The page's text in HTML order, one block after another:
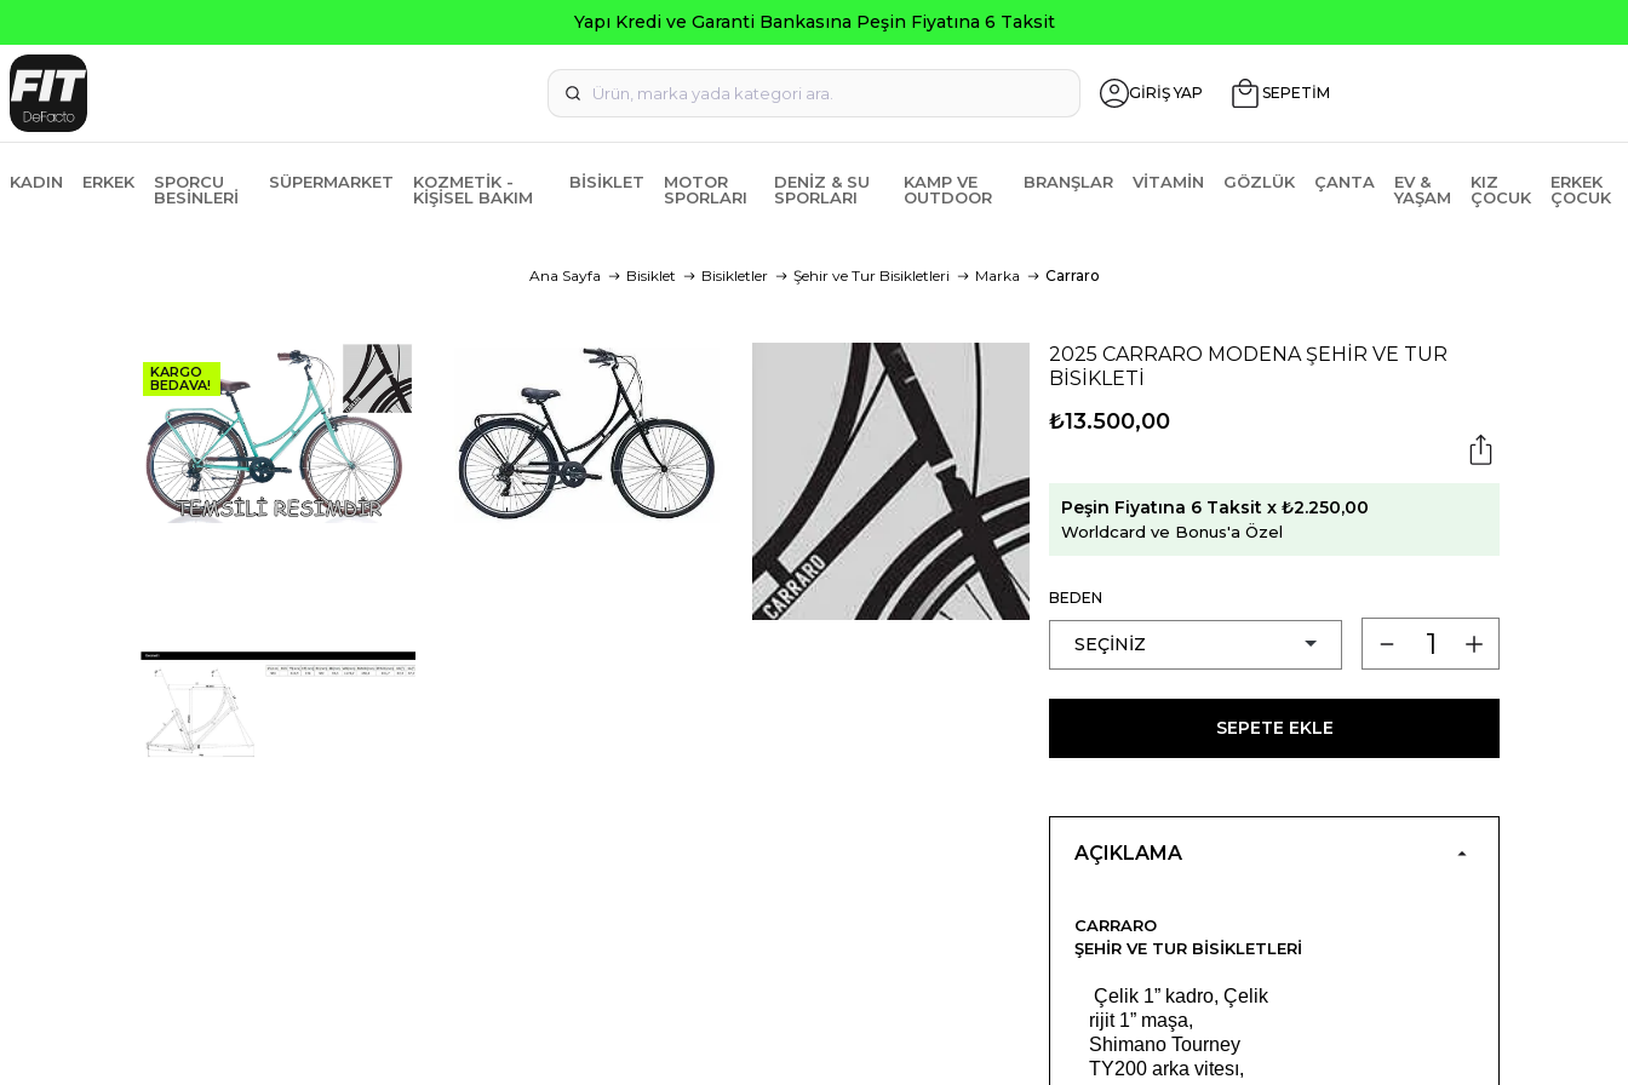
GİRİŞ YAP SEPETİM
KADIN ERKEK
SPORCU
BESINLERI
SÜPERMARKET
KOZMETIK -
KIŞISEL BAKIM
BISIKLET
MOTOR
SPORLARI
DENIZ & SU
SPORLARI
KAMP VE
OUTDOOR
BRANŞLAR VITAMIN GÖZLÜK ÇANTA
EV &
YAŞAM
KIZ
ÇOCUK
ERKEK
ÇOCUK
Ana Sayfa Bisiklet Bisikletler Şehir ve Tur Bisikletleri Marka Carraro
KARGO
BEDAVA!
2025 CARRARO MODENA ŞEHİR VE TUR
BİSİKLETİ
₺13.500,00
Peşin Fiyatına 6 Taksit x ₺2.250,00
Worldcard ve Bonus'a Özel
BEDEN
SEPETE EKLE
AÇIKLAMA
CARRARO
ŞEHIR VE TUR BISIKLETLERI
Çelik 1” kadro, Çelik
rijit 1” maşa,
Shimano Tourney
TY200 arka vitesı,